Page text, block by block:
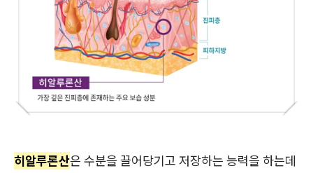
히알루론산은 수분을 끌어당기고 저장하는 능력을 하는데